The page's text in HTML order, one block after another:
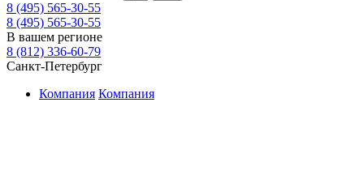
8 (495) 565-30-55
8 (495) 565-30-55
В вашем регионе
8 (812) 336-60-79
Санкт-Петербург
Компания Компания